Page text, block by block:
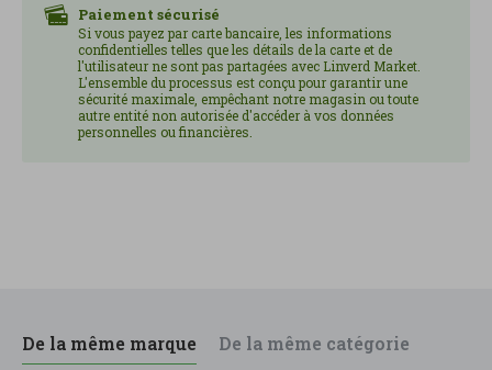
Paiement sécurisé
Si vous payez par carte bancaire, les informations
confidentielles telles que les détails de la carte et de
l'utilisateur ne sont pas partagées avec Linverd Market.
L'ensemble du processus est conçu pour garantir une
sécurité maximale, empêchant notre magasin ou toute
autre entité non autorisée d'accéder à vos données
personnelles ou financières.
garantissent une absorption et une efficacité
optimales. INGRÉDIENTS NATURELLEMENT
EFFICACES Notre formule spécialisée combine un
double extrait 20:1 haute résistance qui fournit des
composés actifs clés provenant de l'équivalent de
près de 10 grammes de champignons, avec un
tous les avantages qu'offrent les champignons.
De la même marque De la même catégorie